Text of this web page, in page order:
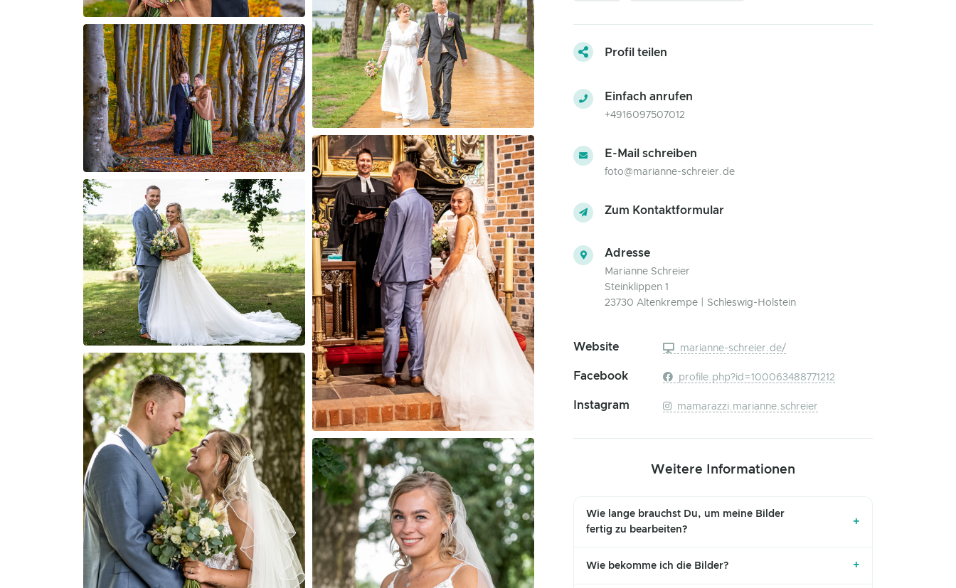
Profil teilen
Einfach anrufen
+4916097507012
E-Mail schreiben
foto@marianne-schreier.de
Zum Kontaktformular
Adresse
Marianne Schreier
Steinklippen 1
23730 Altenkrempe | Schleswig-Holstein
Website marianne-schreier.de/
Facebook profile.php?id=100063488771212
Instagram mamarazzi.marianne.schreier
Weitere Informationen
Wie lange brauchst Du, um meine Bilder
fertig zu bearbeiten?
+
Wie bekomme ich die Bilder? +